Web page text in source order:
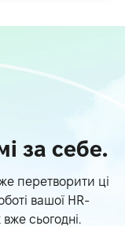
за себе.
перетворити ці
вашої HR-
сьогодні.